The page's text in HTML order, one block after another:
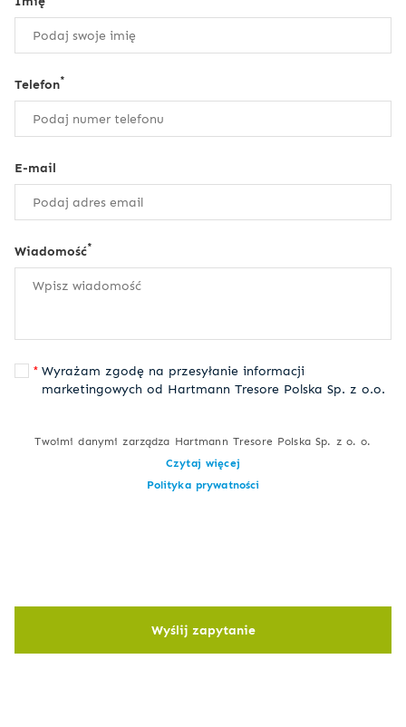
Telefon*
E-mail
Wiadomość*
Wyrażam zgodę na przesyłanie informacji
marketingowych od Hartmann Tresore Polska Sp. z o.o.
Twoimi danymi zarządza Hartmann Tresore Polska Sp. z o. o.
Czytaj więcej
Polityka prywatności
Wyślij zapytanie